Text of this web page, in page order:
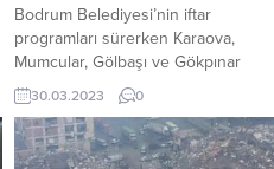
Bodrum Belediyesi’nin iftar
programları sürerken Karaova,
Mumcular, Gölbaşı ve Gökpınar
mahallelerinden yüzlerce kişi iftarı
birlikte açtı. Bodrum Belediye
Başkanı Ahmet Aras, CHP Bodrum
İlçe Başkanı Başar Bıyıklı, CHP
30.03.2023 0